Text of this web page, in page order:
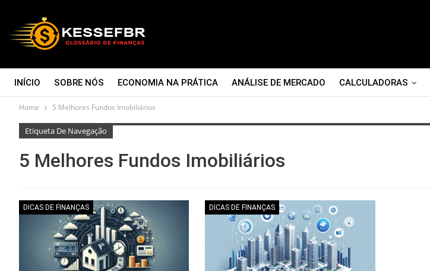
INÍCIO SOBRE NÓS ECONOMIA NA PRÁTICA ANÁLISE DE MERCADO CALCULADORAS
CONTATO
Home 5 Melhores Fundos Imobiliários
Etiqueta De Navegação
5 Melhores Fundos Imobiliários
DICAS DE FINANÇAS DICAS DE FINANÇAS